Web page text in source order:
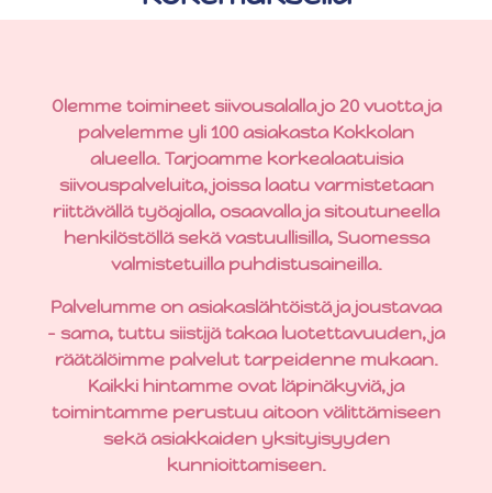
Olemme toimineet siivousalalla jo 20 vuotta ja
palvelemme yli 100 asiakasta Kokkolan
alueella. Tarjoamme korkealaatuisia
siivouspalveluita, joissa laatu varmistetaan
riittävällä työajalla, osaavalla ja sitoutuneella
henkilöstöllä sekä vastuullisilla, Suomessa
valmistetuilla puhdistusaineilla.
Palvelumme on asiakaslähtöistä ja joustavaa
– sama, tuttu siistijä takaa luotettavuuden, ja
räätälöimme palvelut tarpeidenne mukaan.
Kaikki hintamme ovat läpinäkyviä, ja
toimintamme perustuu aitoon välittämiseen
sekä asiakkaiden yksityisyyden
kunnioittamiseen.